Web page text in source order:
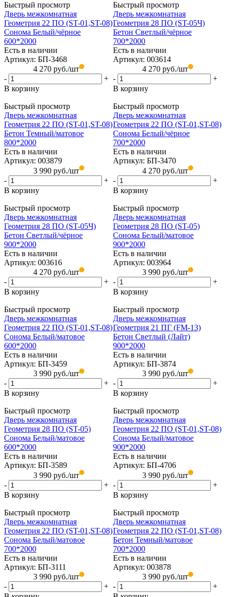
Быстрый просмотр
Дверь межкомнатная
Геометрия 22 ПО (ST-01,ST-08)
Сонома Белый/чёрное
600*2000
Есть в наличии
Артикул: БП-3468
4 270руб./шт
-
+
В корзину
Быстрый просмотр
Дверь межкомнатная
Геометрия 28 ПО (ST-05Ч)
Бетон Светлый/чёрное
700*2000
Есть в наличии
Артикул: 003614
4 270руб./шт
-
+
В корзину
Быстрый просмотр
Дверь межкомнатная
Геометрия 22 ПО (ST-01,ST-08)
Бетон Темный/матовое
800*2000
Есть в наличии
Артикул: 003879
3 990руб./шт
-
+
В корзину
Быстрый просмотр
Дверь межкомнатная
Геометрия 22 ПО (ST-01,ST-08)
Сонома Белый/чёрное
700*2000
Есть в наличии
Артикул: БП-3470
4 270руб./шт
-
+
В корзину
Быстрый просмотр
Дверь межкомнатная
Геометрия 28 ПО (ST-05Ч)
Бетон Светлый/чёрное
900*2000
Есть в наличии
Артикул: 003616
4 270руб./шт
-
+
В корзину
Быстрый просмотр
Дверь межкомнатная
Геометрия 28 ПО (ST-05)
Сонома Белый/матовое
900*2000
Есть в наличии
Артикул: 003964
3 990руб./шт
-
+
В корзину
Быстрый просмотр
Дверь межкомнатная
Геометрия 22 ПО (ST-01,ST-08)
Сонома Белый/матовое
600*2000
Есть в наличии
Артикул: БП-3459
3 990руб./шт
-
+
В корзину
Быстрый просмотр
Дверь межкомнатная
Геометрия 21 ПГ (FM-13)
Бетон Светлый (Лайт)
900*2000
Есть в наличии
Артикул: БП-3874
3 990руб./шт
-
+
В корзину
Быстрый просмотр
Дверь межкомнатная
Геометрия 28 ПО (ST-05)
Сонома Белый/матовое
600*2000
Есть в наличии
Артикул: БП-3589
3 990руб./шт
-
+
В корзину
Быстрый просмотр
Дверь межкомнатная
Геометрия 22 ПО (ST-01,ST-08)
Сонома Белый/матовое
900*2000
Есть в наличии
Артикул: БП-4706
3 990руб./шт
-
+
В корзину
Быстрый просмотр
Дверь межкомнатная
Геометрия 22 ПО (ST-01,ST-08)
Сонома Белый/матовое
700*2000
Есть в наличии
Артикул: БП-3111
3 990руб./шт
-
+
Быстрый просмотр
Дверь межкомнатная
Геометрия 22 ПО (ST-01,ST-08)
Бетон Темный/матовое
700*2000
Есть в наличии
Артикул: 003878
3 990руб./шт
-
+